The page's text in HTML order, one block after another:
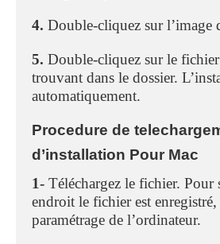
4. Double-cliquez sur l’image
5. Double-cliquez sur le
trouvant dans le dossier.
automatiquement.
Procedure de
d’installation Pour Mac
1- Téléchargez le fichier. Pour
endroit le fichier est
paramétrage de l’ordinateur.